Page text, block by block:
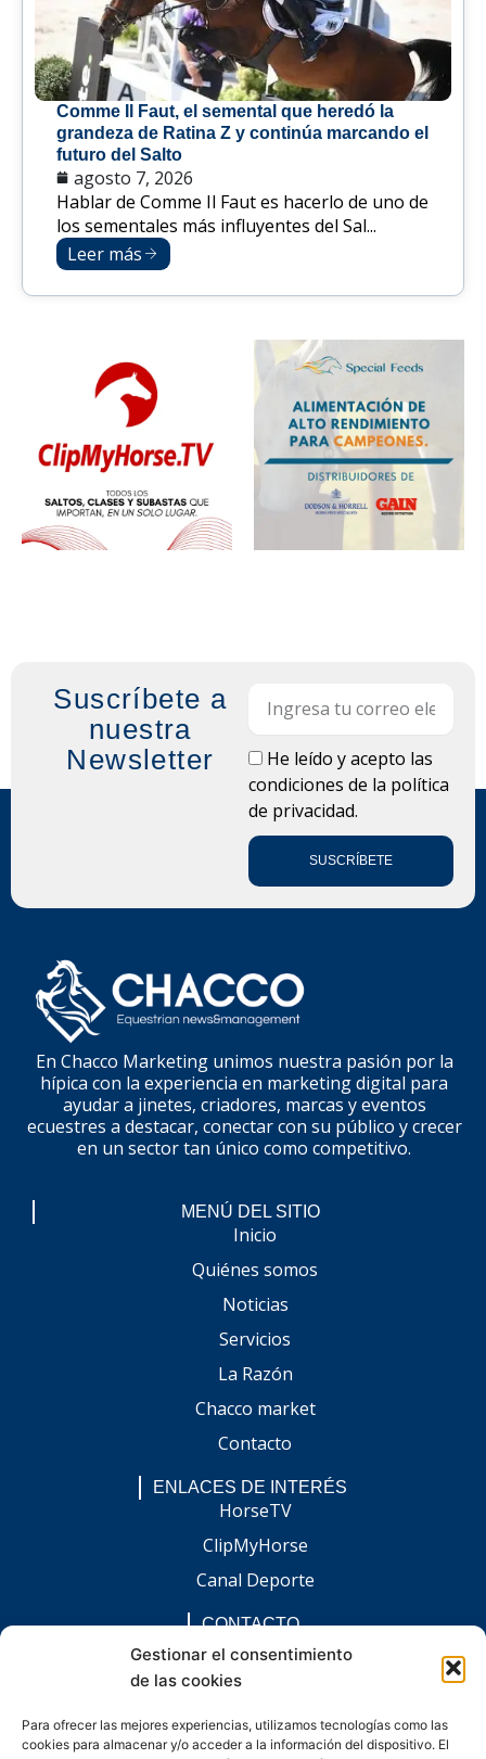
Gestionar el consentimiento
de las cookies
Para ofrecer las mejores experiencias, utilizamos tecnologías como las
cookies para almacenar y/o acceder a la información del dispositivo. El
Comme Il Faut, el semental que heredó la
grandeza de Ratina Z y continúa marcando el
futuro del Salto
agosto 7, 2026
Hablar de Comme Il Faut es hacerlo de uno de
los sementales más influyentes del Sal...
Leer más
Suscríbete a
nuestra
Newsletter
LOPDHe leído y acepto las
condiciones de la política
de privacidad.
SUSCRÍBETE
En Chacco Marketing unimos nuestra pasión por la
hípica con la experiencia en marketing digital para
ayudar a jinetes, criadores, marcas y eventos
ecuestres a destacar, conectar con su público y crecer
en un sector tan único como competitivo.
MENÚ DEL SITIO
Inicio
Quiénes somos
Noticias
Servicios
La Razón
Chacco market
Contacto
ENLACES DE INTERÉS
HorseTV
ClipMyHorse
Canal Deporte
CONTACTO
comunicacion@chaccoinfo.com
Presentes en todo el ámbito nacional
F
a
I
n
L
i
E
n
W
h